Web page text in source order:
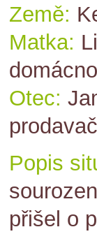
Země:
Matka:
Otec:
prodavač
Popis
přišel o